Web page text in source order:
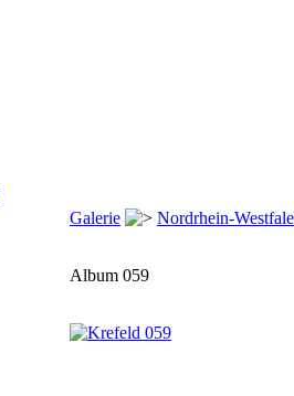
Galerie Nordrhein-
Album 059